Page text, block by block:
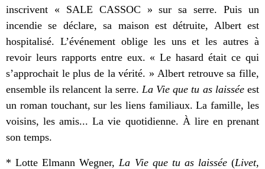
inscrivent « SALE CASSOC » sur sa serre. Puis un
incendie se déclare, sa maison est détruite, Albert est
hospitalisé. L’événement oblige les uns et les autres à
revoir leurs rapports entre eux. « Le hasard était ce qui
s’approchait le plus de la vérité. » Albert retrouve sa fille,
ensemble ils relancent la serre. La Vie que tu as laisséeest
un roman touchant, sur les liens familiaux. La famille, les
voisins, les amis... La vie quotidienne. Àlire en prenant
son temps.
* Lotte Elmann Wegner,La Vie que tu as laissée(Livet,